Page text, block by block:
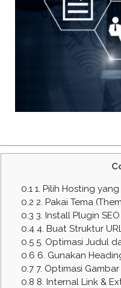
0.11. Pilih Hosting
0.2 2. Pakai Tema
0.3 3. Install Plugin
0.44. Buat Struktur
0.55. Optimasi Judul
0.6 6. Gunakan
0.77. Optimasi
0.8 8. Internal Link &